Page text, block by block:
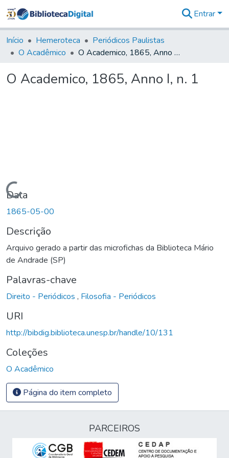
&
Coleções
Tudo na
Digital
Entrar
Início Hemeroteca
Periódicos Paulistas
O Acadêmico
O Academico, 1865, Anno I, n. 1
O Academico, 1865, Anno I, n. 1
Carregando...
Data
1865-05-00
Descrição
Arquivo gerado a partir das microfichas da Biblioteca Mário
de Andrade (SP)
Palavras-chave
Direito - Periódicos , Filosofia - Periódicos
URI
http://bibdig.biblioteca.unesp.br/handle/10/131
Coleções
O Acadêmico
Página do item completo
PARCEIROS